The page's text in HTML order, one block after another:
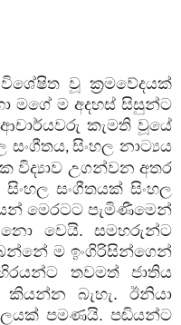
වූ ක්‍රමවේදයක්
මගේ ම අදහස් සිසුන්ට
ආචාර්යවරු කැමති වූයේ
සංගීතය,සිංහල නාට්‍යය
විද්‍යාව උගන්වන අතර
සංගීතයක් සිංහල
මෙරටට පැමිණීමෙන්
නො වෙයි. සමහරුන්ට
ම ඉංගිරිසින්ගෙන්
තවමත් ජාතිය
බැහැ. ඊනියා
පමණයි. පඬියන්ට